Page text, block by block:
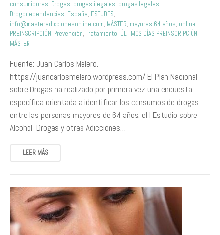
consumidores, Drogas, drogas ilegales, drogas legales,
Drogodependencias, España, ESTUDES,
info@masteradiccionesonline.com, MÁSTER, mayores 64 años, online,
PREINSCRIPCIÓN, Prevención, Tratamiento, ÚLTIMOS DÍAS PREINSCRIPCIÓN
MÁSTER
Fuente: Juan Carlos Melero.
https://juancarlosmelero.wordpress.com/ El Plan Nacional
sobre Drogas ha realizado por primera vez una encuesta
específica orientada a identificar los consumos de drogas
entre las personas mayores de 64 años: el I Estudio sobre
Alcohol, Drogas y otras Adicciones…
LEER MÁS